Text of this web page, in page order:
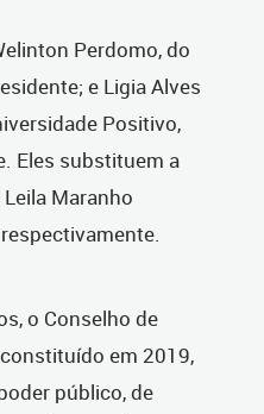
Perdomo, do
e Ligia Alves
Positivo,
Eles substituem a
Maranho
o Conselho de
em 2019,
público, de